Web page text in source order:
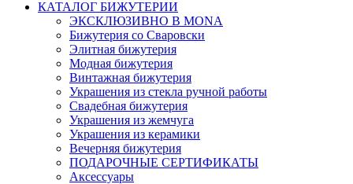
КАТАЛОГ БИЖУТЕРИИ
ЭКСКЛЮЗИВНО В MONA
Бижутерия со Сваровски
Элитная бижутерия
Модная бижутерия
Винтажная бижутерия
Украшения из стекла ручной работы
Свадебная бижутерия
Украшения из жемчуга
Украшения из керамики
Вечерняя бижутерия
ПОДАРОЧНЫЕ СЕРТИФИКАТЫ
Аксессуары